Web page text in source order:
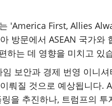
'America First, Allies
방문에서 ASEAN 국가
하는 데 영향을 미치고 있
보안과 경제 번영 이
질 것으로 예상됩니다
을 추진하나, 트럼프의